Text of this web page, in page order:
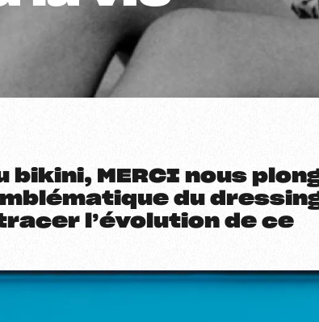
bikini, MERCI nous
du
l’évolution de ce